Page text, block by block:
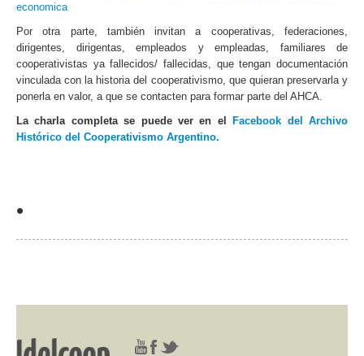
economica
Por otra parte, también invitan a cooperativas, federaciones,
dirigentes, dirigentas, empleados y empleadas, familiares de
cooperativistas ya fallecidos/ fallecidas, que tengan documentación
vinculada con la historia del cooperativismo, que quieran preservarla y
ponerla en valor, a que se contacten para formar parte del AHCA.
La charla completa se puede ver en el
Facebook del Archivo
Histórico del Cooperativismo Argentino.
•